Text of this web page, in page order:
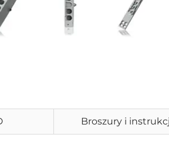
Broszury i